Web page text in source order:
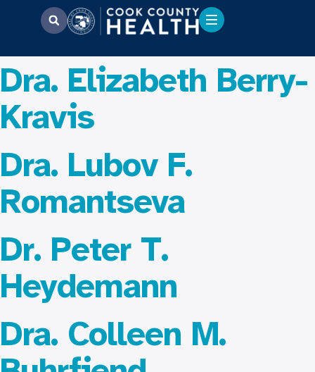
Dra. Elizabeth Berry-
Kravis
Dra. Lubov F.
Romantseva
Dr. Peter T.
Heydemann
Dra. Colleen M.